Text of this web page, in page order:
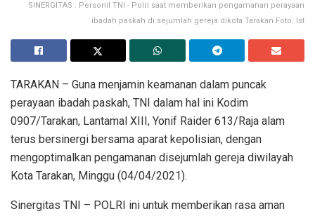
SINERGITAS : Personil TNI - Polri saat memberikan pengamanan perayaan
ibadah paskah di sejumlah gereja dikota Tarakan.Foto: Ist
TARAKAN – Guna menjamin keamanan dalam puncak
perayaan ibadah paskah, TNI dalam hal ini Kodim
0907/Tarakan, Lantamal XIII, Yonif Raider 613/Raja alam
terus bersinergi bersama aparat kepolisian, dengan
mengoptimalkan pengamanan disejumlah gereja diwilayah
Kota Tarakan, Minggu (04/04/2021).
Sinergitas TNI – POLRI ini untuk memberikan rasa aman